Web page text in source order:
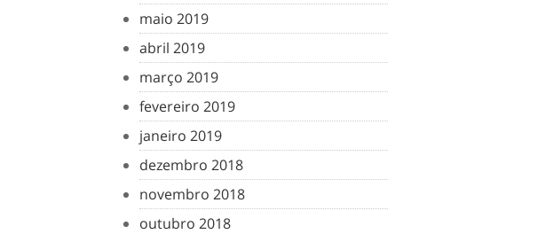
maio 2019
abril 2019
março 2019
fevereiro 2019
janeiro 2019
dezembro 2018
novembro 2018
outubro 2018